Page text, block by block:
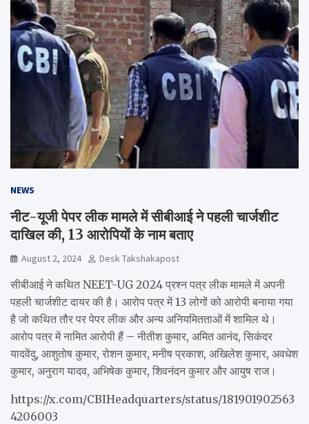
NEWS
नीट-यूजी पेपर लीक मामले में सीबीआई ने पहली चार्जशीट
दाखिल की, 13 आरोपियों के नाम बताए
August 2, 2024 Desk Takshakapost
सीबीआई ने कथित NEET-UG 2024 प्रश्न पत्र लीक मामले में अपनी
पहली चार्जशीट दायर की है। आरोप पत्र में 13 लोगों को आरोपी बनाया गया
है जो कथित तौर पर पेपर लीक और अन्य अनियमितताओं में शामिल थे।
आरोप पत्र में नामित आरोपी हैं – नीतीश कुमार, अमित आनंद, सिकंदर
यादवेंदु, आशुतोष कुमार, रोशन कुमार, मनीष प्रकाश, अखिलेश कुमार, अवधेश
कुमार, अनुराग यादव, अभिषेक कुमार, शिवनंदन कुमार और आयुष राज।
https://x.com/CBIHeadquarters/status/181901902563
4206003